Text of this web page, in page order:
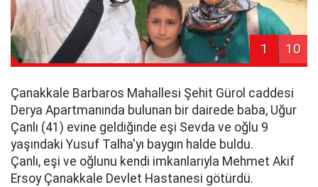
1 10
Çanakkale Barbaros Mahallesi Şehit Gürol caddesi
Derya Apartmanında bulunan bir dairede baba, Uğur
Çanlı (41) evine geldiğinde eşi Sevda ve oğlu 9
yaşındaki Yusuf Talha'yı baygın halde buldu.
Çanlı, eşi ve oğlunu kendi imkanlarıyla Mehmet Akif
Ersoy Çanakkale Devlet Hastanesi götürdü.